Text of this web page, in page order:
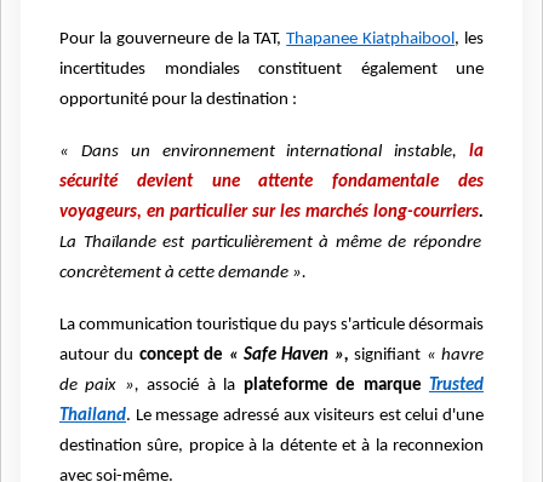
Pour la gouverneure de la TAT,Thapanee Kiatphaibool , les
incertitudes mondiales constituent également une
opportunité pour la destination :
« Dans un environnement international instable, la
sécurité devient une attente fondamentale des
voyageurs, en particulier sur les marchés long-courriers.
La Thaïlande est particulièrement à même de répondre
concrètement à cette demande ».
La communication touristique du pays s'articule désormais
autour du concept de « Safe Haven », signifiant « havre
de paix », associé à la plateforme de marqueTrusted
Thailand. Le message adressé aux visiteurs est celui d'une
destination sûre, propice à la détente et à la reconnexion
avec soi-même.